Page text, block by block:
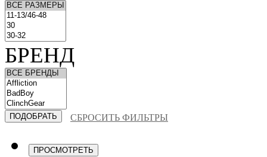
БРЕНД
СБРОСИТЬ ФИЛЬТРЫ
ПРОСМОТРЕТЬ